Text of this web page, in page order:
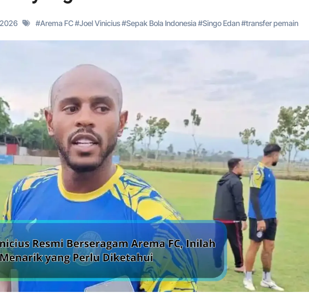
#Arema FC#Joel Vinicius#Sepak Bola Indonesia#Singo Edan#transfer pemain